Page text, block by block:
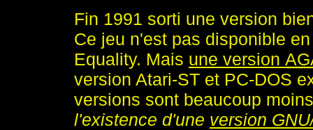
Fin 1991 sorti une version
Ce jeu n'est pas disponible
Equality. Mais une version
version Atari-ST et PC-DOS
versions sont beaucoup
l'existence d'une version